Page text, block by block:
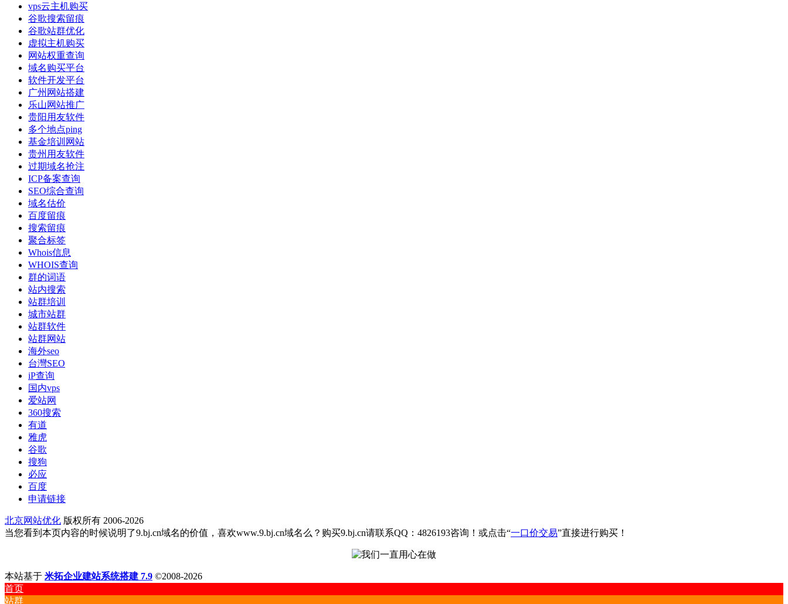
vps云主机购买
谷歌搜索留痕
谷歌站群优化
虚拟主机购买
网站权重查询
域名购买平台
软件开发平台
广州网站搭建
乐山网站推广
贵阳用友软件
多个地点ping
基金培训网站
贵州用友软件
过期域名抢注
ICP备案查询
SEO综合查询
域名估价
百度留痕
搜索留痕
聚合标签
Whois信息
WHOIS查询
群的词语
站内搜索
站群培训
城市站群
站群软件
站群网站
海外seo
台灣SEO
iP查询
国内vps
爱站网
360搜索
有道
雅虎
谷歌
搜狗
必应
百度
申请链接
北京网站优化 版权所有 2006-2026
当您看到本页内容的时候说明了9.bj.cn域名的价值，喜欢www.9.bj.cn域名么？购买9.bj.cn请联系QQ：4826193咨询！或点击“一口价交易”直接进行购买！
本站基于 米拓企业建站系统搭建 7.9 ©2008-2026
首页
站群